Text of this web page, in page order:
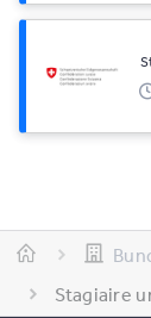
Stagiaire